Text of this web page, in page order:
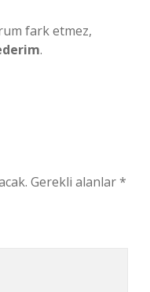
fark etmez,
.
Gerekli alanlar*